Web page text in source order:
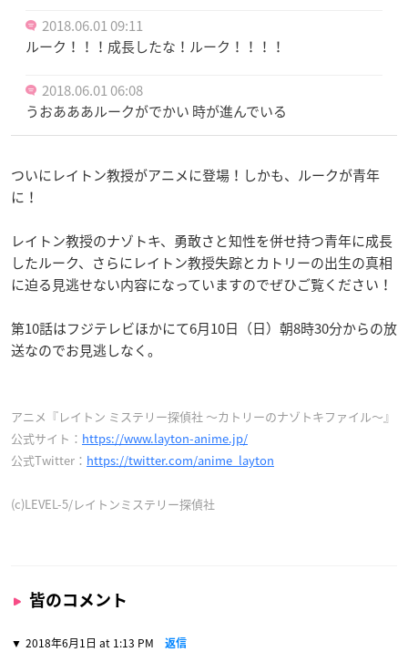
2018.06.01 09:11
ルーク！！！成長したな！ルーク！！！！
2018.06.01 06:08
うおあああルークがでかい 時が進んでいる
ついにレイトン教授がアニメに登場！しかも、ルークが青年
に！
レイトン教授のナゾトキ、勇敢さと知性を併せ持つ青年に成長
したルーク、さらにレイトン教授失踪とカトリーの出生の真相
に迫る見逃せない内容になっていますのでぜひご覧ください！
第10話はフジテレビほかにて6月10日（日）朝8時30分からの放
送なのでお見逃しなく。
アニメ『レイトン ミステリー探偵社 ～カトリーのナゾトキファイル～』
公式サイト： https://www.layton-anime.jp/
公式Twitter： https://twitter.com/anime_layton
(c)LEVEL-5/レイトンミステリー探偵社
皆のコメント
2018年6月1日 at 1:13 PM 返信